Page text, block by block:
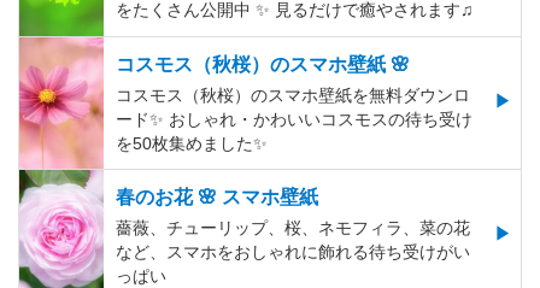
をたくさん公開中 ✨ 見るだけで癒やされます♫
コスモス（秋桜）のスマホ壁紙 🌸
コスモス（秋桜）のスマホ壁紙を無料ダウンロ
ード✨️ おしゃれ・かわいいコスモスの待ち受け
を50枚集めました✨️
春のお花 🌸 スマホ壁紙
薔薇、チューリップ、桜、ネモフィラ、菜の花
など、スマホをおしゃれに飾れる待ち受けがい
っぱい